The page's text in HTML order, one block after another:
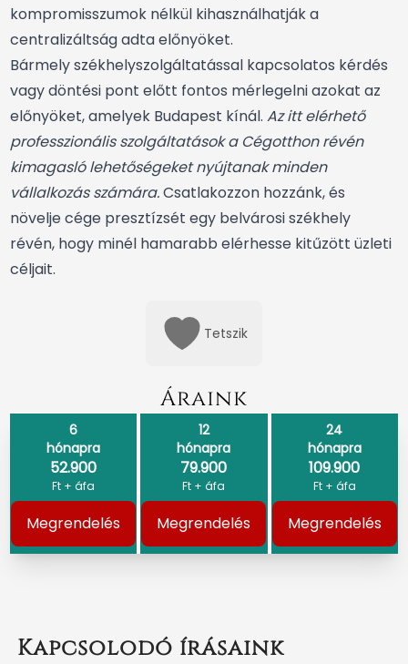
kompromisszumok nélkül kihasználhatják a
centralizáltság adta előnyöket.
Bármely székhelyszolgáltatással kapcsolatos kérdés
vagy döntési pont előtt fontos mérlegelni azokat az
előnyöket, amelyek Budapest kínál. Az itt elérhető
professzionális szolgáltatások a Cégotthon révén
kimagasló lehetőségeket nyújtanak minden
vállalkozás számára.Csatlakozzon hozzánk, és
növelje cége presztízsét egy belvárosi székhely
révén, hogy minél hamarabb elérhesse kitűzött üzleti
céljait.
Tetszik
Áraink
6
hónapra
52.900
Ft + áfa
Megrendelés
12
hónapra
79.900
Ft + áfa
Megrendelés
24
hónapra
109.900
Ft + áfa
Megrendelés
Kapcsolodó írásaink